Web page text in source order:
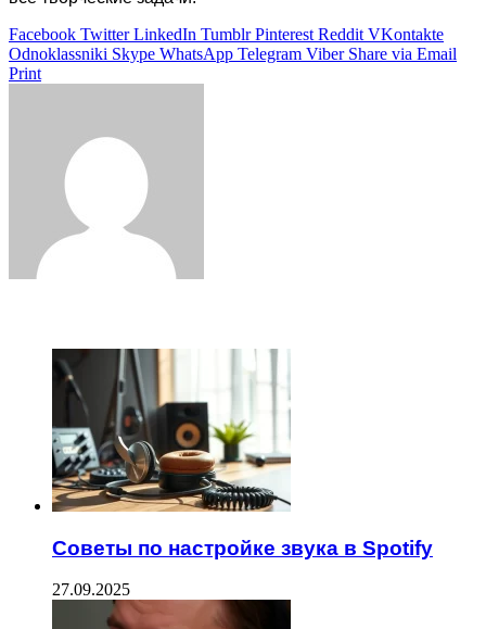
Facebook Twitter LinkedIn Tumblr Pinterest Reddit VKontakte
Odnoklassniki Skype WhatsApp Telegram Viber Share via Email
Print
Советы по настройке звука в Spotify
27.09.2025